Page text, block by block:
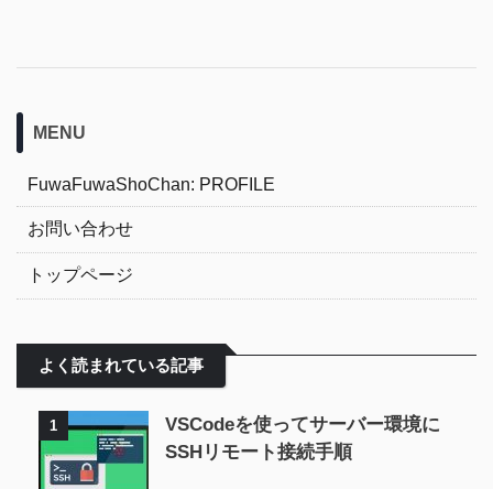
MENU
FuwaFuwaShoChan: PROFILE
お問い合わせ
トップページ
よく読まれている記事
1
VSCodeを使ってサーバー環境に
SSHリモート接続手順